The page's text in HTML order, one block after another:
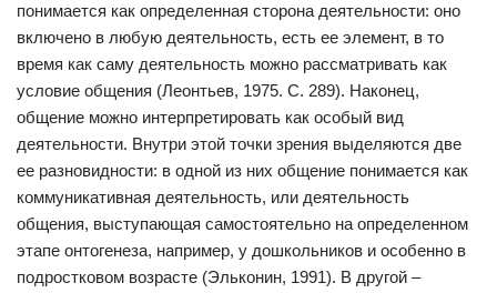
понимается как определенная сторона деятельности: оно
включено в любую деятельность, есть ее элемент, в то
время как саму деятельность можно рассматривать как
условие общения (Леонтьев, 1975. С. 289). Наконец,
общение можно интерпретировать как особый вид
деятельности. Внутри этой точки зрения выделяются две
ее разновидности: в одной из них общение понимается как
коммуникативная деятельность, или деятельность
общения, выступающая самостоятельно на определенном
этапе онтогенеза, например, у дошкольников и особенно в
подростковом возрасте (Эльконин, 1991). В другой –